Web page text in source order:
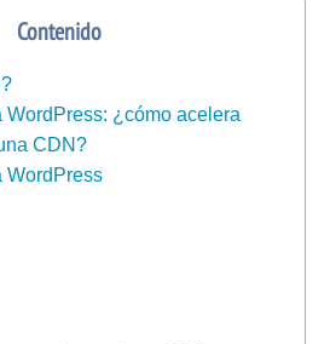
Contenido
WordPress: ¿cómo acelera
CDN?
WordPress